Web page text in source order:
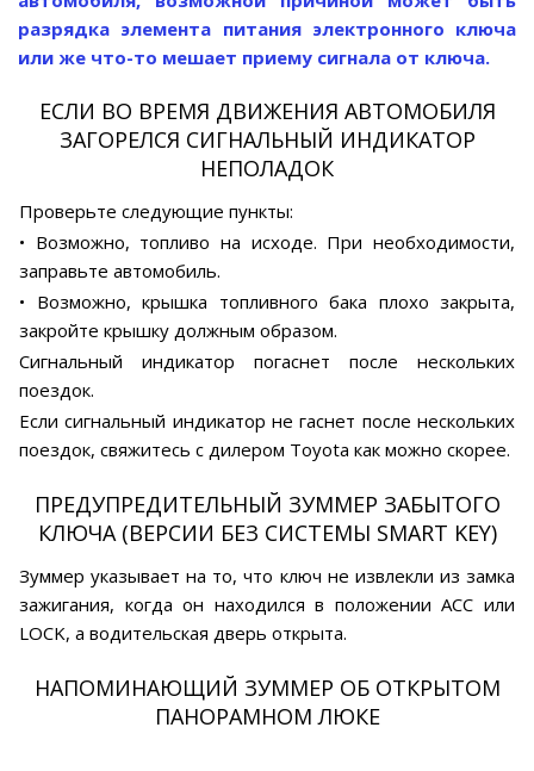
разрядка элемента питания электронного ключа
или же что-то мешает приему сигнала от ключа.
ЕСЛИ ВО ВРЕМЯ ДВИЖЕНИЯ АВТОМОБИЛЯ
ЗАГОРЕЛСЯ СИГНАЛЬНЫЙ ИНДИКАТОР
НЕПОЛАДОК
Проверьте следующие пункты:
• Возможно, топливо на исходе. При необходимости,
заправьте автомобиль.
• Возможно, крышка топливного бака плохо закрыта,
закройте крышку должным образом.
Сигнальный индикатор погаснет после нескольких
поездок.
Если сигнальный индикатор не гаснет после нескольких
поездок, свяжитесь с дилером Toyota как можно скорее.
ПРЕДУПРЕДИТЕЛЬНЫЙ ЗУММЕР ЗАБЫТОГО
КЛЮЧА (ВЕРСИИ БЕЗ СИСТЕМЫ SMART KEY)
Зуммер указывает на то, что ключ не извлекли из замка
зажигания, когда он находился в положении АСС или
LOCK, а водительская дверь открыта.
НАПОМИНАЮЩИЙ ЗУММЕР ОБ ОТКРЫТОМ
ПАНОРАМНОМ ЛЮКЕ